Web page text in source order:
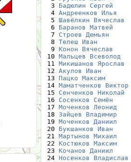
  3
Бадюлин Сергей
  4
Андреенков Илья
  5
Шавёлкин Вячеслав
  6
Баранов Матвей
  7
Строев Демьян
  8
Телеш Иван
  9
Конон Вячеслав
10 Мальцев Всеволод
11 Микишанов Ярослав
12 Акулов Иван
13 Пацко Максим
14 Маматченков Виктор
15 Сенченков Николай
16 Сосенков Семён
17 Моченков Леонид
18 Зайцев Владимир
19 Моченков Даниил
20 Букшанков Иван
21 Мартынов Михаил
22 Костюков Максим
23 Кочанов Даниил
24 Носенков Владислав